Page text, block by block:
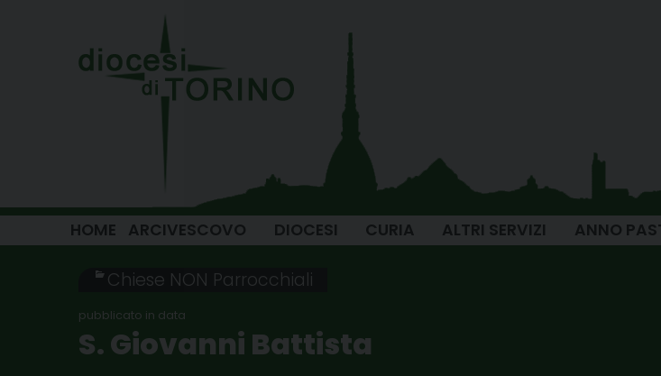
HOME ARCIVESCOVO DIOCESI CURIA ALTRI SERVIZI ANNO
Chiese NON Parrocchiali
S. Giovanni Battista